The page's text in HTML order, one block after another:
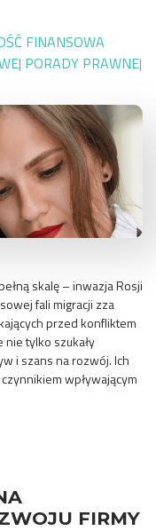
FINANSOWA
| PORADY PRAWNE|
skalę – inwazja Rosji
fali migracji zza
przed konfliktem
tylko szukały
i szans na rozwój. Ich
wpływającym
FIRMY